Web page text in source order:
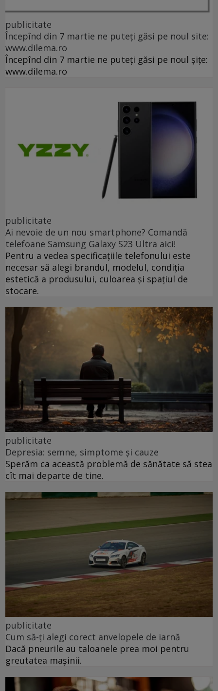
publicitate
Începînd din 7 martie ne puteți găsi pe noul site:
www.dilema.ro
Începînd din 7 martie ne puteți găsi pe noul șițe:
www.dilema.ro
publicitate
Ai nevoie de un nou smartphone? Comandă
telefoane Samsung Galaxy S23 Ultra aici!
Pentru a vedea specificațiile telefonului este
necesar să alegi brandul, modelul, condiția
estetică a produsului, culoarea și spațiul de
stocare.
publicitate
Depresia: semne, simptome și cauze
Sperăm ca această problemă de sănătate să stea
cît mai departe de tine.
publicitate
Cum să-ți alegi corect anvelopele de iarnă
Dacă pneurile au taloanele prea moi pentru
greutatea mașinii.